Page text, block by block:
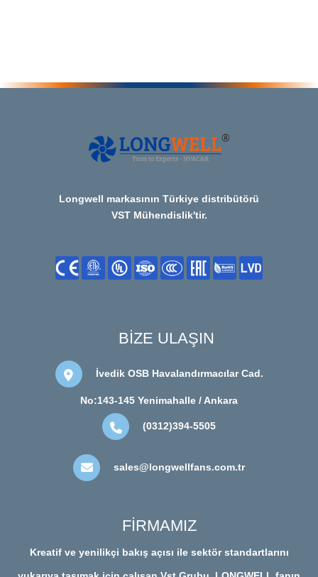
Longwell markasının Türkiye distribütörü
VST Mühendislik'tir.
BİZE ULAŞIN
İvedik OSB Havalandırmacılar Cad.
No:143-145 Yenimahalle / Ankara
(0312)394-5505
sales@longwellfans.com.tr
FİRMAMIZ
Kreatif ve yenilikçi bakış açısı ile sektör standartlarını